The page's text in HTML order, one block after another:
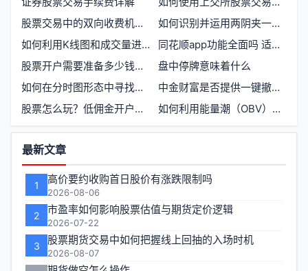
股票交易中的双向收费机制详解
如何识别并运用两阴夹一阳K线组合进行股票交易
如何利用K线图和成交量进行股票交易分析
同花顺app功能全面吗 适合买卖股票使用吗
股票开户需要准备多少钱才能开始交易
盘中停牌意味着什么
如何在分时图形态中寻找买卖点
中金财富是否提供一键撤单功能
股票怎么玩？低佣金开户怎么申请？
如何利用能量潮（OBV）指标进行股票交易决策
功
能
区
最新文章
1 高价要约收购首日股价有涨跌限制吗
2026-08-06
2 市盈率如何影响股票估值与期货定价逻辑
2026-07-22
3 股票期货交易中如何把握线上回抽的入场时机
2026-08-07